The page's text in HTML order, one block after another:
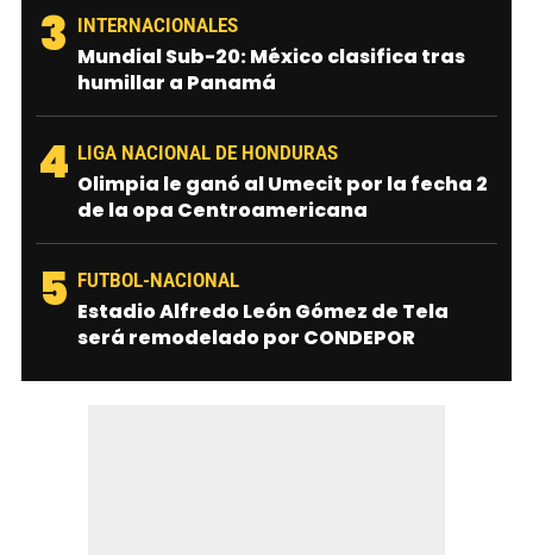
3 INTERNACIONALES
Mundial Sub-20: México clasifica tras
humillar a Panamá
4 LIGA NACIONAL DE HONDURAS
Olimpia le ganó al Umecit por la fecha 2
de la opa Centroamericana
5 FUTBOL-NACIONAL
Estadio Alfredo León Gómez de Tela
será remodelado por CONDEPOR